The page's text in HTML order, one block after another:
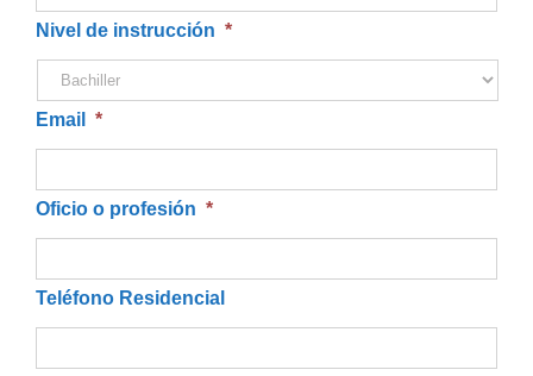
DD
barra
MM
Nivel de instrucción *
Email *
Oficio o profesión *
Teléfono Residencial